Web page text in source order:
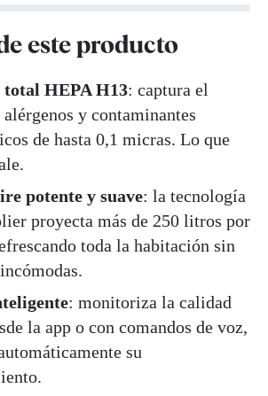
este producto
HEPA H13: captura el
y contaminantes
de hasta 0,1 micras. Lo que
potente y suave: la tecnología
proyecta más de 250 litros por
toda la habitación sin
: monitoriza la calidad
la app o con comandos de voz,
su